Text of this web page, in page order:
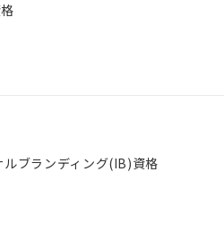
ルブランディング(IB)資格